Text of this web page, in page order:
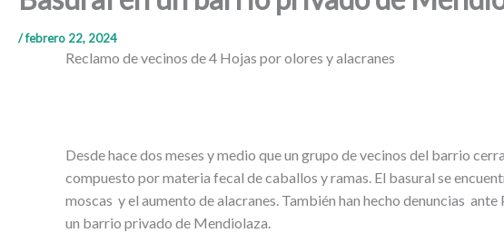
/febrero 22, 2024
Reclamo de vecinos de 4 Hojas por olores y alacranes
Desde hace dos meses y medio que un grupo de vecinos del barrio
compuesto por materia fecal de caballos y ramas. El basural se
moscas y el aumento de alacranes. También han hecho denuncias
un barrio privado de Mendiolaza.